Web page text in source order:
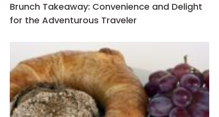
Brunch Takeaway: Convenience and Delight
for the Adventurous Traveler